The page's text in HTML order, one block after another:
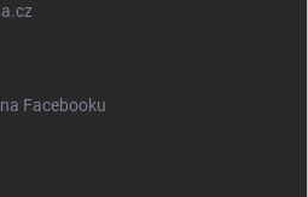
Facebooku